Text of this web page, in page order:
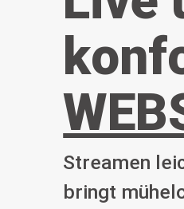
Streamen
bringt